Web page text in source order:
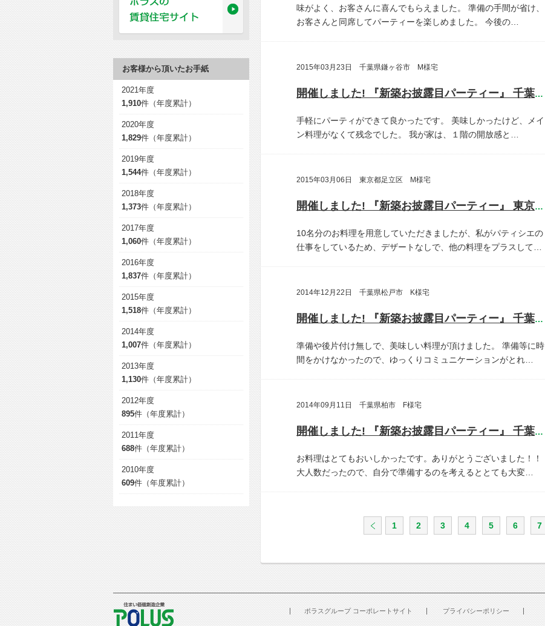
味がよく、お客さんに喜んでもらえました。
準備の手間が省け、
お客さんと同席してパーティーを楽しめました。
今後の…
2015年03月23日 千葉県鎌ヶ谷市 M様宅
開催しました! 『新築お披露目パーティー』 千葉県鎌ヶ谷市 M様宅
手軽にパーティができて良かったです。
美味しかったけど、メイ
ン料理がなくて残念でした。
我が家は、１階の開放感と…
2015年03月06日 東京都足立区 M様宅
開催しました! 『新築お披露目パーティー』 東京都足立区 M様宅
10名分のお料理を用意していただきましたが、私がパティシエの
仕事をしているため、デザートなしで、他の料理をプラスして…
2014年12月22日 千葉県松戸市 K様宅
開催しました! 『新築お披露目パーティー』 千葉県松戸市 K様宅
準備や後片付け無しで、美味しい料理が頂けました。
準備等に時
間をかけなかったので、ゆっくりコミュニケーションがとれ…
2014年09月11日 千葉県柏市 F様宅
開催しました! 『新築お披露目パーティー』 千葉県柏市 F様宅
お料理はとてもおいしかったです。ありがとうございました！！
大人数だったので、自分で準備するのを考えるととても大変…
1 2 3 4 5 6 7
お客様から頂いたお手紙
2021年度
1,910件（年度累計）
2020年度
1,829件（年度累計）
2019年度
1,544件（年度累計）
2018年度
1,373件（年度累計）
2017年度
1,060件（年度累計）
2016年度
1,837件（年度累計）
2015年度
1,518件（年度累計）
2014年度
1,007件（年度累計）
2013年度
1,130件（年度累計）
2012年度
895件（年度累計）
2011年度
688件（年度累計）
2010年度
609件（年度累計）
ポラスグループ コーポレートサイト
プライバシーポリシー